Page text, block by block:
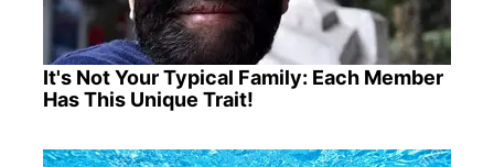
It's Not Your Typical Family: Each Member
Has This Unique Trait!